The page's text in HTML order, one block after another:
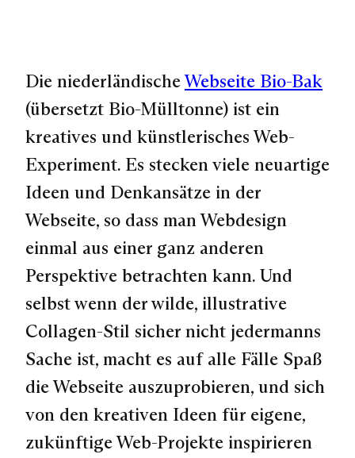
Die niederländischeWebseite Bio-Bak
(übersetzt Bio-Mülltonne) ist ein
kreatives und künstlerisches Web-
Experiment. Es stecken viele neuartige
Ideen und Denkansätze in der
Webseite, so dass man Webdesign
einmal aus einer ganz anderen
Perspektive betrachten kann. Und
selbst wenn der wilde, illustrative
Collagen-Stil sicher nicht jedermanns
Sache ist, macht es auf alle Fälle Spaß
die Webseite auszuprobieren, und sich
von den kreativen Ideen für eigene,
zukünftige Web-Projekte inspirieren